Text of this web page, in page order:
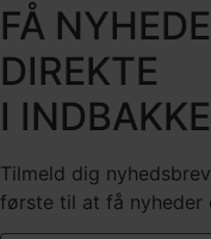
FÅ
DIREKTE
I
Tilmeld dig
første til at få nyheder